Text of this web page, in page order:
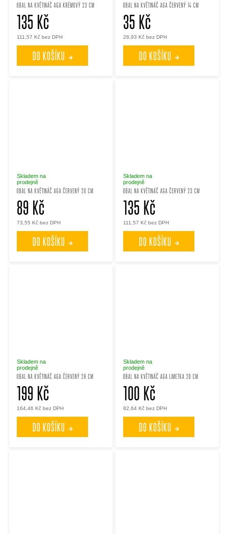
OBAL NA KVĚTINÁČ AGA KRÉMOVÝ 23 CM
111,57 Kč bez DPH
135 Kč
DO KOŠÍKU
OBAL NA KVĚTINÁČ AGA ČERVENÝ 14 CM
28,93 Kč bez DPH
35 Kč
DO KOŠÍKU
OBAL NA KVĚTINÁČ AGA ČERVENÝ 20 CM
Skladem na
prodejně
73,55 Kč bez DPH
89 Kč
DO KOŠÍKU
OBAL NA KVĚTINÁČ AGA ČERVENÝ 23 CM
Skladem na
prodejně
111,57 Kč bez DPH
135 Kč
DO KOŠÍKU
OBAL NA KVĚTINÁČ AGA ČERVENÝ 28 CM
Skladem na
prodejně
164,46 Kč bez DPH
199 Kč
DO KOŠÍKU
OBAL NA KVĚTINÁČ AGA LIMETKA 20 CM
Skladem na
prodejně
82,64 Kč bez DPH
100 Kč
DO KOŠÍKU